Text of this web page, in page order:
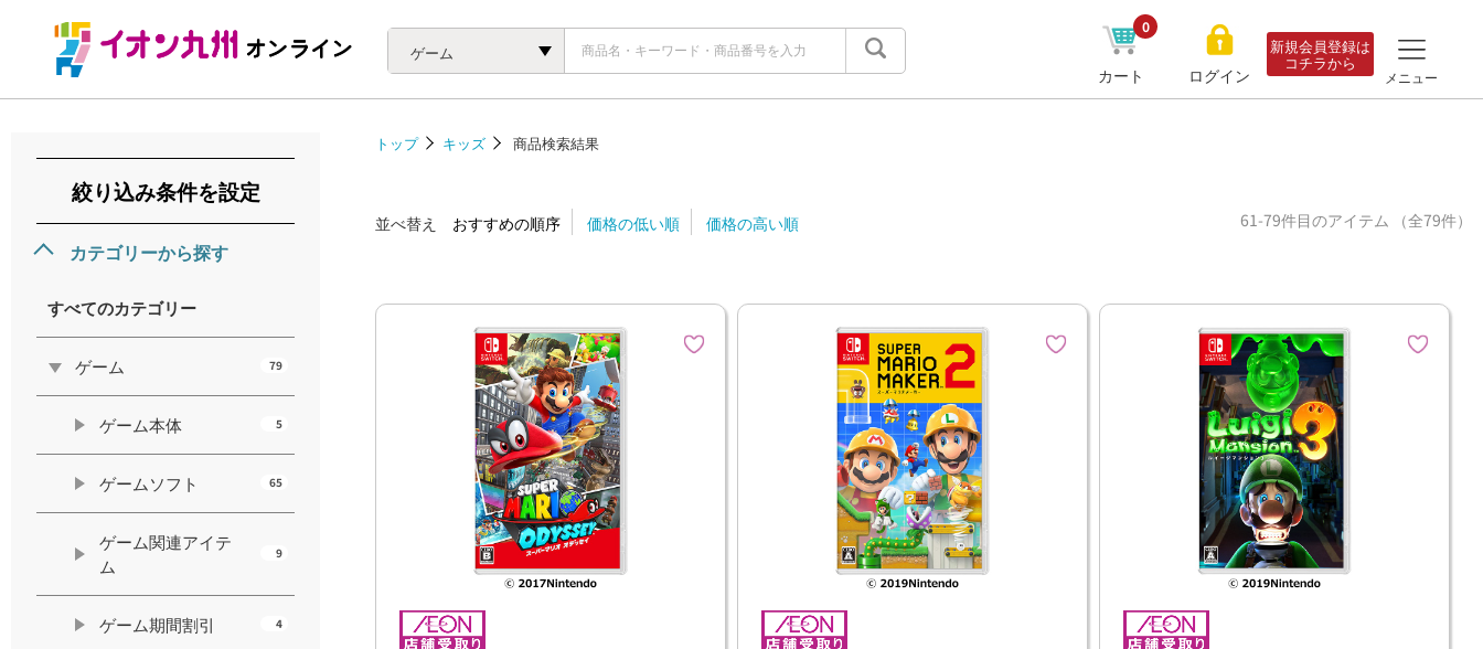
ゲーム
カート
0
ログイン
新規会員登録は
コチラから
メニュー
絞り込み条件を設定
カテゴリーから探す
すべてのカテゴリー
ゲーム 79
ゲーム本体 5
ゲームソフト 65
ゲーム関連アイテ
ム
9
ゲーム期間割引 4
トップ キッズ 商品検索結果
並べ替え おすすめの順序 価格の低い順 価格の高い順 61-79件目のアイテム （全79件）